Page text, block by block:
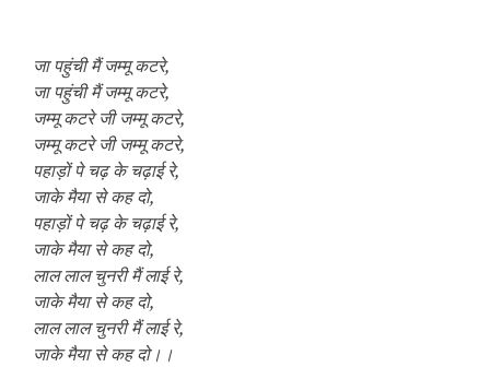
जा पहुंची मैं जम्मू कटरे,
जा पहुंची मैं जम्मू कटरे,
जम्मू कटरे जी जम्मू कटरे,
जम्मू कटरे जी जम्मू कटरे,
पहाड़ों पे चढ़ के चढ़ाई रे,
जाके मैया से कह दो,
पहाड़ों पे चढ़ के चढ़ाई रे,
जाके मैया से कह दो,
लाल लाल चुनरी मैं लाई रे,
जाके मैया से कह दो,
लाल लाल चुनरी मैं लाई रे,
जाके मैया से कह दो।।